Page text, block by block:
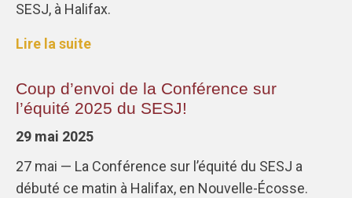
SESJ, à Halifax.
Lire la suite
Coup d’envoi de la Conférence sur
l’équité 2025 du SESJ!
29 mai 2025
27 mai — La Conférence sur l’équité du SESJ a
débuté ce matin à Halifax, en Nouvelle-Écosse.